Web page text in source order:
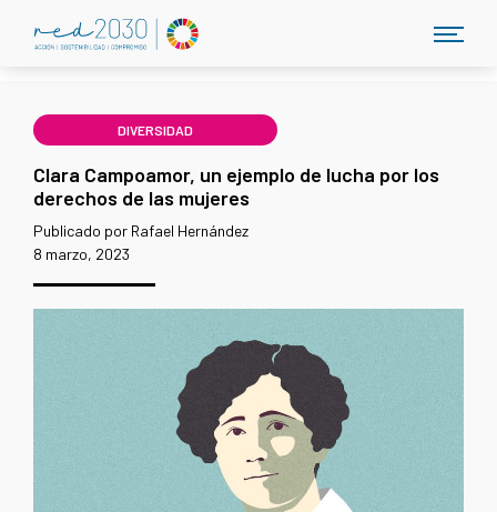
DIVERSIDAD
Clara Campoamor, un ejemplo de lucha por los
derechos de las mujeres
Publicado por Rafael Hernández
8 marzo, 2023